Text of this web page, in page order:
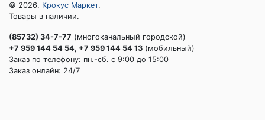
© 2026. Крокус Маркет.
Товары в наличии.
(85732) 34-7-77 (многоканальный городской)
+7 959 144 54 54, +7 959 144 54 13 (мобильный)
Заказ по телефону: пн.-сб. c 9:00 до 15:00
Заказ онлайн: 24/7